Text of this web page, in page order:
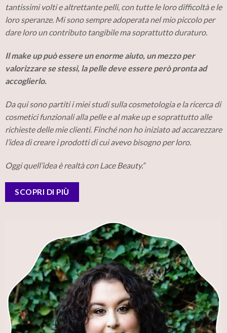
tantissimi volti e altrettante pelli, con tutte le loro difficoltà e le
loro speranze. Mi sono sempre adoperata nel mio piccolo per
dare loro un contributo tangibile ma soprattutto duraturo.
Il make up può essere un enorme aiuto, un mezzo per
valorizzare se stessi, la pelle deve essere però pronta ad
accoglierlo.
Da qui sono partiti i miei studi sulla cosmetologia e la ricerca di
cosmetici funzionali alla pelle e al make up e soprattutto alle
richieste delle mie clienti. Finché non ho iniziato ad accarezzare
l’idea di creare i prodotti di cui avevo bisogno per loro.
Oggi quell’idea è realtà con Lace Beauty.”
SCOPRI DI PIÙ